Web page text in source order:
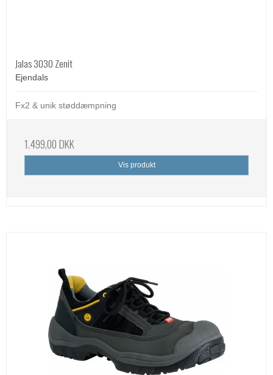
Jalas 3030 Zenit
Ejendals
Fx2 & unik støddæmpning
1.499,00 DKK
Vis produkt